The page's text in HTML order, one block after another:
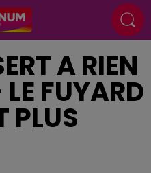
A RIEN
FUYARD
PLUS